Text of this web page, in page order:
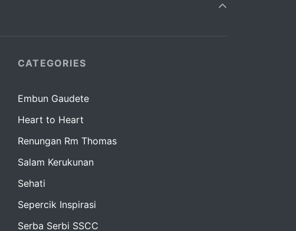
CATEGORIES
Embun Gaudete
Heart to Heart
Renungan Rm Thomas
Salam Kerukunan
Sehati
Sepercik Inspirasi
Serba Serbi SSCC